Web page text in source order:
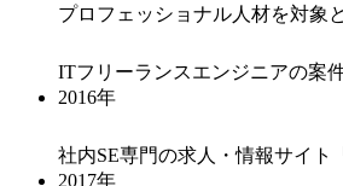
プロフェッショナル人材を対象
ITフリーランスエンジニアの案
2016年
社内SE専門の求人・情報サイト
2017年